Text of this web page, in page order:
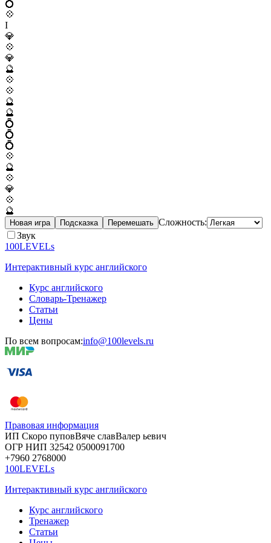
💍
💠
I
💎
💠
💎
🔮
💠
💠
🔮
🔮
💍
💍
💍
💠
🔮
💠
💎
💠
🔮
Новая игра Подсказка Перемешать Сложность:
Звук
100LEVELs
Интерактивный курс английского
Курс английского
Словарь-Тренажер
Статьи
Цены
По всем вопросам:info@100levels.ru
Правовая информация
ИП Скоро пуповВяче славВалер ьевич
ОГР НИП 32542 0500091700
+7960 2768000
100LEVELs
Интерактивный курс английского
Курс английского
Тренажер
Статьи